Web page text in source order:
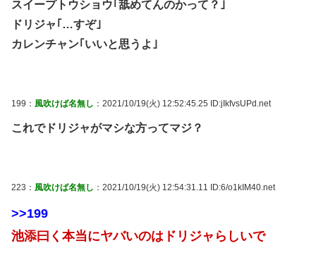
スイープトウショウ｢舐めてんのかって？｣
ドリジャ｢…すぞ｣
カレンチャン｢いいと思うよ｣
199： 風吹けば名無し ：2021/10/19(火) 12:52:45.25 ID:jIkfvsUPd.net
これでドリジャがマシな方ってマジ？
223： 風吹けば名無し ：2021/10/19(火) 12:54:31.11 ID:6/o1kIM40.net
>>199
池添曰く本当にヤバいのはドリジャらしいで